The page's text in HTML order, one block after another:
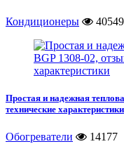
Кондиционеры 40549
Простая и надежная
технические характеристики
Обогреватели 14177